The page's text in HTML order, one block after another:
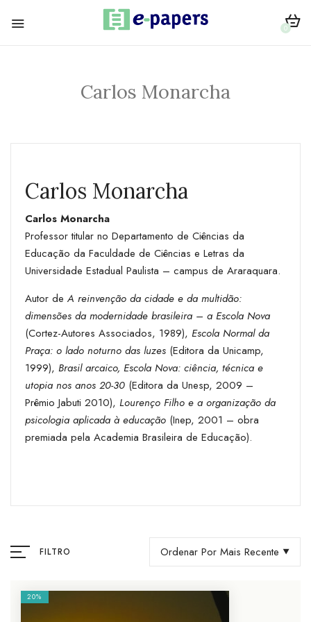
0
Carlos Monarcha
Carlos Monarcha
Carlos Monarcha
Professor titular no Departamento de Ciências da
Educação da Faculdade de Ciências e Letras da
Universidade Estadual Paulista – campus de Araraquara.
Autor deA reinvenção da cidade e da multidão:
dimensões da modernidade brasileira – a Escola Nova
(Cortez-Autores Associados, 1989), Escola Normal da
Praça: o lado noturno das luzes (Editora da Unicamp,
1999), Brasil arcaico, Escola Nova: ciência, técnica e
utopia nos anos 20-30 (Editora da Unesp, 2009 –
Prêmio Jabuti 2010), Lourenço Filho e a organização da
psicologia aplicada à educação (Inep, 2001 – obra
premiada pela Academia Brasileira de Educação).
FILTRO Ordenar Por Mais Recente
20%